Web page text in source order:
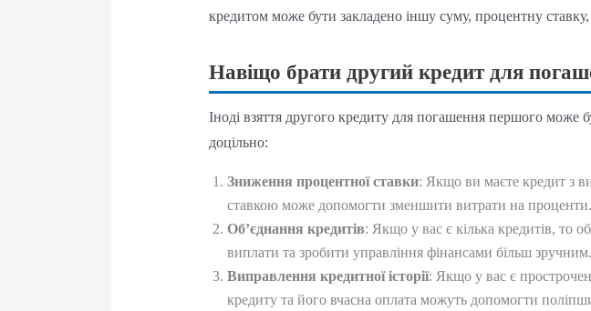
кредитом може бути закладено іншу суму, процентну
Навіщо брати другий кредит для
Іноді взяття другого кредиту для погашення першого
доцільно:
Зниження процентної ставки: Якщо ви маєте кредит з
ставкою може допомогти зменшити витрати на проценти.
Об’єднання кредитів: Якщо у вас є кілька кредитів, то
виплати та зробити управління фінансами більш зручним.
Виправлення кредитної історії: Якщо у вас є
кредиту та його вчасна оплата можуть допомогти